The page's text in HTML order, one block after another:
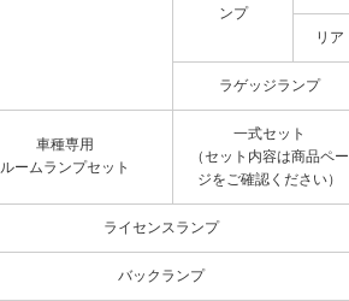
ンプ
リア
ラゲッジランプ
車種専用
ルームランプセット
一式セット
（セット内容は商品ペー
ジをご確認ください）
ライセンスランプ
バックランプ